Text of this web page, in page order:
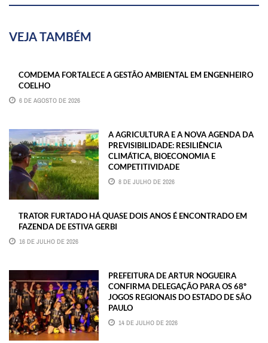
VEJA TAMBÉM
COMDEMA FORTALECE A GESTÃO AMBIENTAL EM ENGENHEIRO
COELHO
6 DE AGOSTO DE 2026
A AGRICULTURA E A NOVA AGENDA DA
PREVISIBILIDADE: RESILIÊNCIA
CLIMÁTICA, BIOECONOMIA E
COMPETITIVIDADE
8 DE JULHO DE 2026
TRATOR FURTADO HÁ QUASE DOIS ANOS É ENCONTRADO EM
FAZENDA DE ESTIVA GERBI
16 DE JULHO DE 2026
PREFEITURA DE ARTUR NOGUEIRA
CONFIRMA DELEGAÇÃO PARA OS 68º
JOGOS REGIONAIS DO ESTADO DE SÃO
PAULO
14 DE JULHO DE 2026